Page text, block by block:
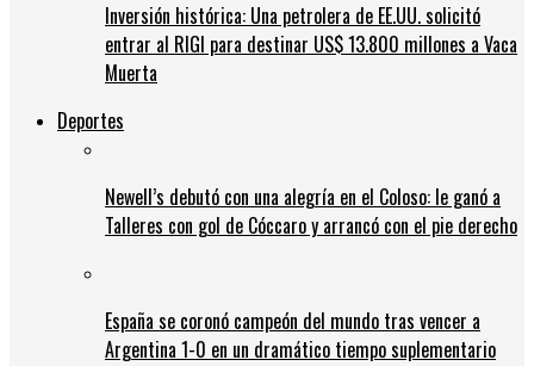
Inversión histórica: Una petrolera de EE.UU. solicitó
entrar al RIGI para destinar US$ 13.800 millones a Vaca
Muerta
Deportes
Newell’s debutó con una alegría en el Coloso: le ganó a
Talleres con gol de Cóccaro y arrancó con el pie derecho
España se coronó campeón del mundo tras vencer a
Argentina 1-0 en un dramático tiempo suplementario